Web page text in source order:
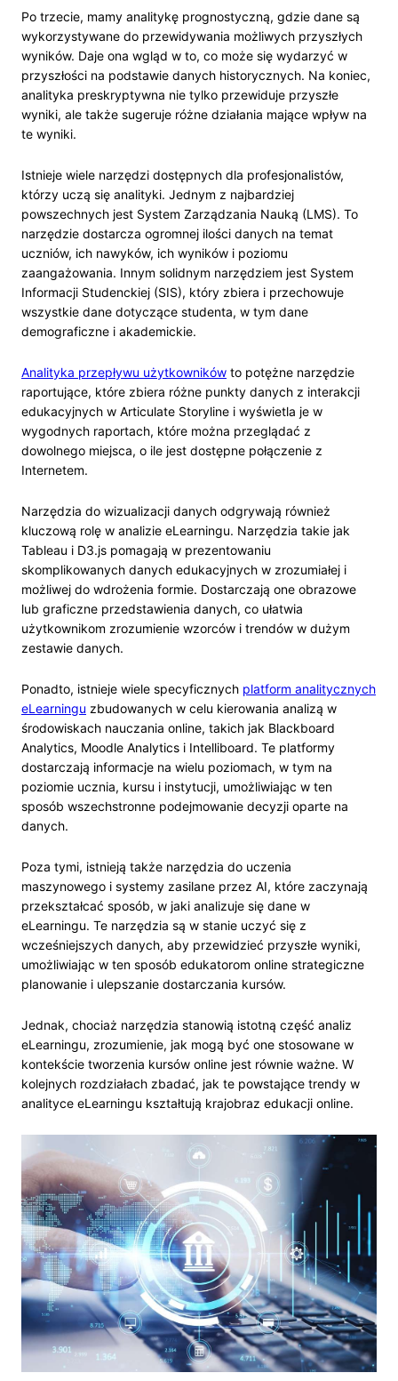
Po trzecie, mamy analitykę prognostyczną, gdzie dane są
wykorzystywane do przewidywania możliwych przyszłych
wyników. Daje ona wgląd w to, co może się wydarzyć w
przyszłości na podstawie danych historycznych. Na koniec,
analityka preskryptywna nie tylko przewiduje przyszłe
wyniki, ale także sugeruje różne działania mające wpływ na
te wyniki.
Istnieje wiele narzędzi dostępnych dla profesjonalistów,
którzy uczą się analityki. Jednym z najbardziej
powszechnych jest System Zarządzania Nauką (LMS). To
narzędzie dostarcza ogromnej ilości danych na temat
uczniów, ich nawyków, ich wyników i poziomu
zaangażowania. Innym solidnym narzędziem jest System
Informacji Studenckiej (SIS), który zbiera i przechowuje
wszystkie dane dotyczące studenta, w tym dane
demograficzne i akademickie.
Analityka przepływu użytkowników to potężne narzędzie
raportujące, które zbiera różne punkty danych z interakcji
edukacyjnych w Articulate Storyline i wyświetla je w
wygodnych raportach, które można przeglądać z
dowolnego miejsca, o ile jest dostępne połączenie z
Internetem.
Narzędzia do wizualizacji danych odgrywają również
kluczową rolę w analizie eLearningu. Narzędzia takie jak
Tableau i D3.js pomagają w prezentowaniu
skomplikowanych danych edukacyjnych w zrozumiałej i
możliwej do wdrożenia formie. Dostarczają one obrazowe
lub graficzne przedstawienia danych, co ułatwia
użytkownikom zrozumienie wzorców i trendów w dużym
zestawie danych.
Ponadto, istnieje wiele specyficznych platform analitycznych
eLearningu zbudowanych w celu kierowania analizą w
środowiskach nauczania online, takich jak Blackboard
Analytics, Moodle Analytics i Intelliboard. Te platformy
dostarczają informacje na wielu poziomach, w tym na
poziomie ucznia, kursu i instytucji, umożliwiając w ten
sposób wszechstronne podejmowanie decyzji oparte na
danych.
Poza tymi, istnieją także narzędzia do uczenia
maszynowego i systemy zasilane przez AI, które zaczynają
przekształcać sposób, w jaki analizuje się dane w
eLearningu. Te narzędzia są w stanie uczyć się z
wcześniejszych danych, aby przewidzieć przyszłe wyniki,
umożliwiając w ten sposób edukatorom online strategiczne
planowanie i ulepszanie dostarczania kursów.
Jednak, chociaż narzędzia stanowią istotną część analiz
eLearningu, zrozumienie, jak mogą być one stosowane w
kontekście tworzenia kursów online jest równie ważne. W
kolejnych rozdziałach zbadać, jak te powstające trendy w
analityce eLearningu kształtują krajobraz edukacji online.